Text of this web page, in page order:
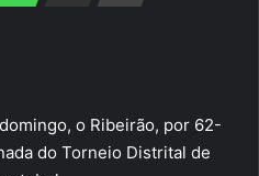
o Ribeirão, por 62-
do Torneio Distrital de